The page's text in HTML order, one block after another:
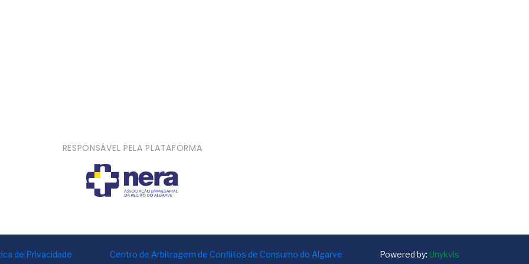
RESPONSÁVEL PELA PLATAFORMA
de Privacidade Centro de Arbitragem de Conflitos de Consumo do Algarve Powered by: Unykvis